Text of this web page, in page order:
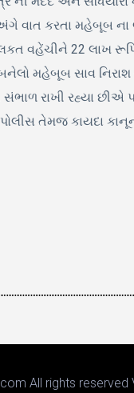
વાત કરતા મહેબૂબ
વહેંચીને 22 લાખ
મહેબૂબ સાવ
રાખી રહ્યા છીએ
તેમજ કાયદા
All rights reserved